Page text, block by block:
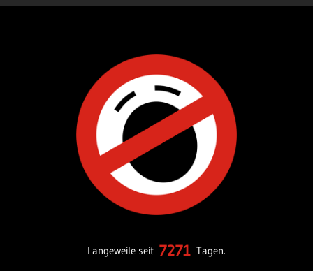
Langeweile seit 7271 Tagen.